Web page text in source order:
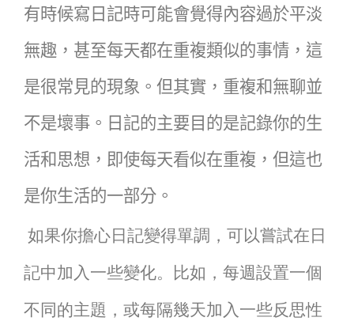
有時候寫日記時可能會覺得內容過於平淡
無趣，甚至每天都在重複類似的事情，這
是很常見的現象。但其實，重複和無聊並
不是壞事。日記的主要目的是記錄你的生
活和思想，即使每天看似在重複，但這也
是你生活的一部分。
如果你擔心日記變得單調，可以嘗試在日
記中加入一些變化。比如，每週設置一個
不同的主題，或每隔幾天加入一些反思性